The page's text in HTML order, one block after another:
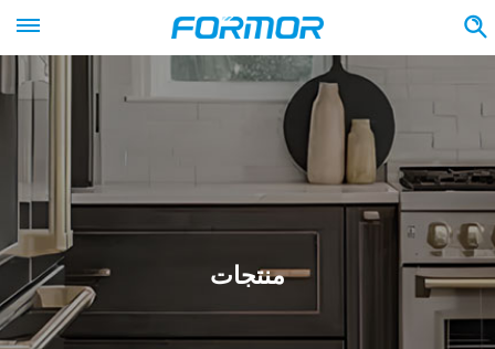
منتجات